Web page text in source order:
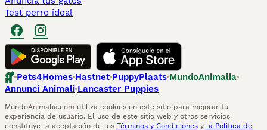
Test perro ideal
Pets4Homes Hastnet PuppyPlaats MundoAnimalia
Annunci Animali Lancaster Puppies
MundoAnimalia.com utiliza cookies en este sitio para mejorar tu
experiencia de usuario. El uso de este sitio web y otros servicios
constituye la aceptación de los Términos y Condiciones y la Política de